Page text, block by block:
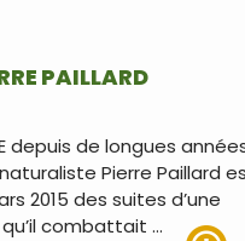
PAILLARD
depuis de longues
Pierre Paillard
2015 des suites d’une
combattait …